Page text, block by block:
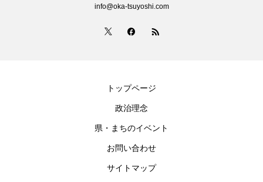
info@oka-tsuyoshi.com
トップページ
政治理念
県・まちのイベント
お問い合わせ
サイトマップ